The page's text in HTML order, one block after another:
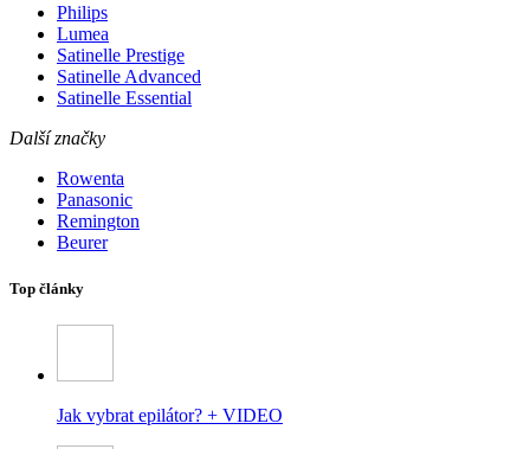
Philips
Lumea
Satinelle Prestige
Satinelle Advanced
Satinelle Essential
Další značky
Rowenta
Panasonic
Remington
Beurer
Top články
Jak vybrat epilátor? + VIDEO